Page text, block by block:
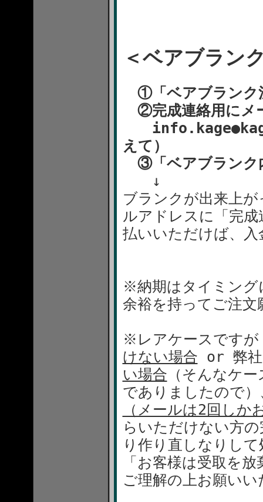
＜ベアブラン
①「ベアブランク
②完成連絡用にメ
えて）
③「ベアブランク
↓
ブランクが出来上
ルアドレスに「完
払いいただけば、
※納期はタイミング
余裕を持ってご注文
※レアケースですが
けない場合 or 弊社
い場合 （そんなケ
でありましたので）
（メールは2回しか
らいただけない方
り作り直しなりし
「お客様は受取を
ご理解の上お願い